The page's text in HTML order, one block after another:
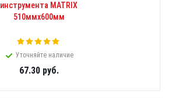
инструмента MATRIX
510ммх600мм
Уточняйте наличие
67.30руб.